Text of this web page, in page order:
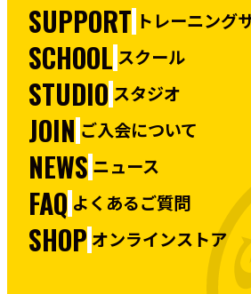
SUPPORT トレーニング
SCHOOL スクール
STUDIO スタジオ
JOIN ご入会について
NEWS ニュース
FAQ よくあるご質問
SHOP オンラインストア